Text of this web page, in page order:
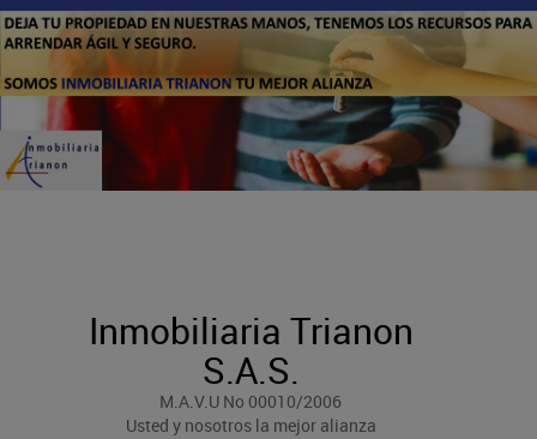
Inmobiliaria Trianon
S.A.S.
M.A.V.U No 00010/2006
Usted y nosotros la mejor alianza